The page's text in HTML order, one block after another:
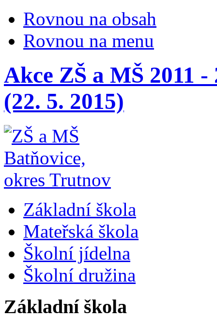
Rovnou na obsah
Rovnou na menu
Akce ZŠ a MŠ 2011
(22. 5. 2015)
Základní škola
Mateřská škola
Školní jídelna
Školní družina
Základní škola